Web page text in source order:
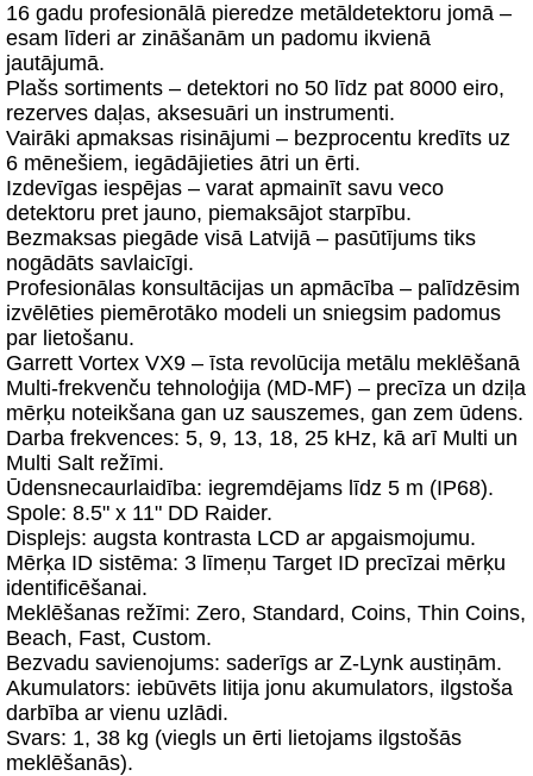
16 gadu profesionālā pieredze metāldetektoru jomā –
esam līderi ar zināšanām un padomu ikvienā
jautājumā.
Plašs sortiments – detektori no 50 līdz pat 8000 eiro,
rezerves daļas, aksesuāri un instrumenti.
Vairāki apmaksas risinājumi – bezprocentu kredīts uz
6 mēnešiem, iegādājieties ātri un ērti.
Izdevīgas iespējas – varat apmainīt savu veco
detektoru pret jauno, piemaksājot starpību.
Bezmaksas piegāde visā Latvijā – pasūtījums tiks
nogādāts savlaicīgi.
Profesionālas konsultācijas un apmācība – palīdzēsim
izvēlēties piemērotāko modeli un sniegsim padomus
par lietošanu.
Garrett Vortex VX9 – īsta revolūcija metālu meklēšanā
Multi-frekvenču tehnoloģija (MD-MF) – precīza un dziļa
mērķu noteikšana gan uz sauszemes, gan zem ūdens.
Darba frekvences: 5, 9, 13, 18, 25 kHz, kā arī Multi un
Multi Salt režīmi.
Ūdensnecaurlaidība: iegremdējams līdz 5 m (IP68).
Spole: 8.5" x 11" DD Raider.
Displejs: augsta kontrasta LCD ar apgaismojumu.
Mērķa ID sistēma: 3 līmeņu Target ID precīzai mērķu
identificēšanai.
Meklēšanas režīmi: Zero, Standard, Coins, Thin Coins,
Beach, Fast, Custom.
Bezvadu savienojums: saderīgs ar Z-Lynk austiņām.
Akumulators: iebūvēts litija jonu akumulators, ilgstoša
darbība ar vienu uzlādi.
Svars: 1, 38 kg (viegls un ērti lietojams ilgstošās
meklēšanās).